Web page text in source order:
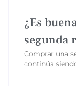
¿Es
segunda
Comprar una
continúa